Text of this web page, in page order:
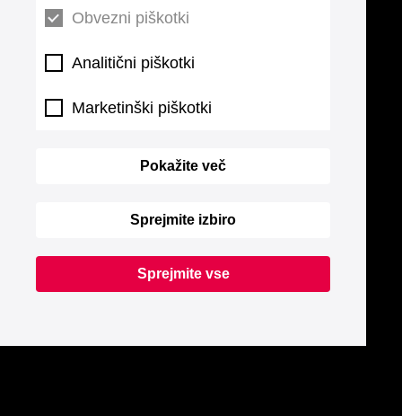
Obvezni piškotki
Analitični piškotki
Marketinški piškotki
Pokažite več
Sprejmite izbiro
Sprejmite vse